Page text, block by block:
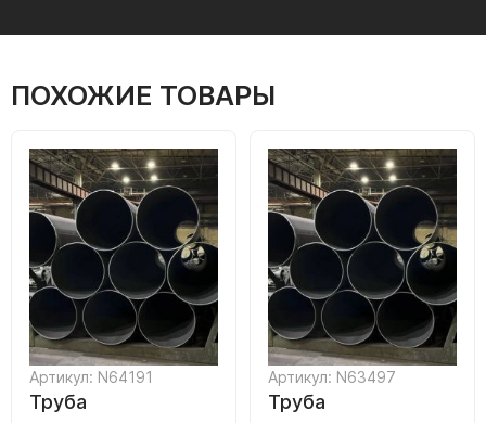
ПОХОЖИЕ ТОВАРЫ
Артикул: N64191
Труба
Артикул: N63497
Труба